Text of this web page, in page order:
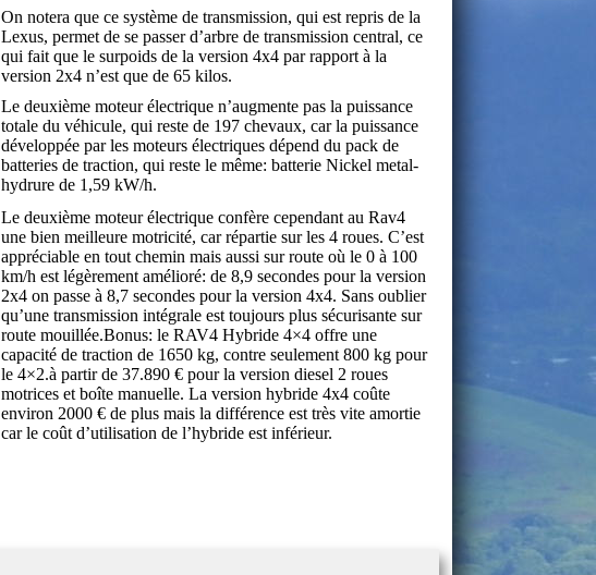
On notera que ce système de transmission, qui est repris de la
Lexus, permet de se passer d’arbre de transmission central, ce
qui fait que le surpoids de la version 4x4 par rapport à la
version 2x4 n’est que de 65 kilos.
Le deuxième moteur électrique n’augmente pas la puissance
totale du véhicule, qui reste de 197 chevaux, car la puissance
développée par les moteurs électriques dépend du pack de
batteries de traction, qui reste le même: batterie Nickel metal-
hydrure de 1,59 kW/h.
Le deuxième moteur électrique confère cependant au Rav4
une bien meilleure motricité, car répartie sur les 4 roues. C’est
appréciable en tout chemin mais aussi sur route où le 0 à 100
km/h est légèrement amélioré: de 8,9 secondes pour la version
2x4 on passe à 8,7 secondes pour la version 4x4. Sans oublier
qu’une transmission intégrale est toujours plus sécurisante sur
route mouillée.Bonus: le RAV4 Hybride 4×4 offre une
capacité de traction de 1650 kg, contre seulement 800 kg pour
le 4×2.à partir de 37.890 € pour la version diesel 2 roues
motrices et boîte manuelle. La version hybride 4x4 coûte
environ 2000 € de plus mais la différence est très vite amortie
car le coût d’utilisation de l’hybride est inférieur.